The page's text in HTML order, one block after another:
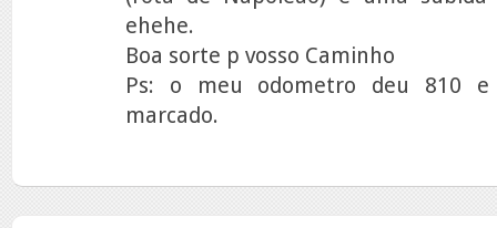
ehehe.
Boa sorte p vosso Caminho
Ps: o meu odometro deu 810
marcado.